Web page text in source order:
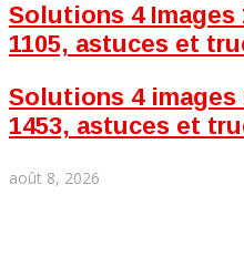
Solutions 4 Images
1105, astuces et
Solutions 4 images
1453, astuces et
août 8, 2026